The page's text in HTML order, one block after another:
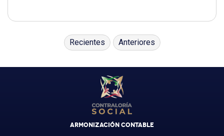
Recientes Anteriores
ARMONIZACIÓN CONTABLE